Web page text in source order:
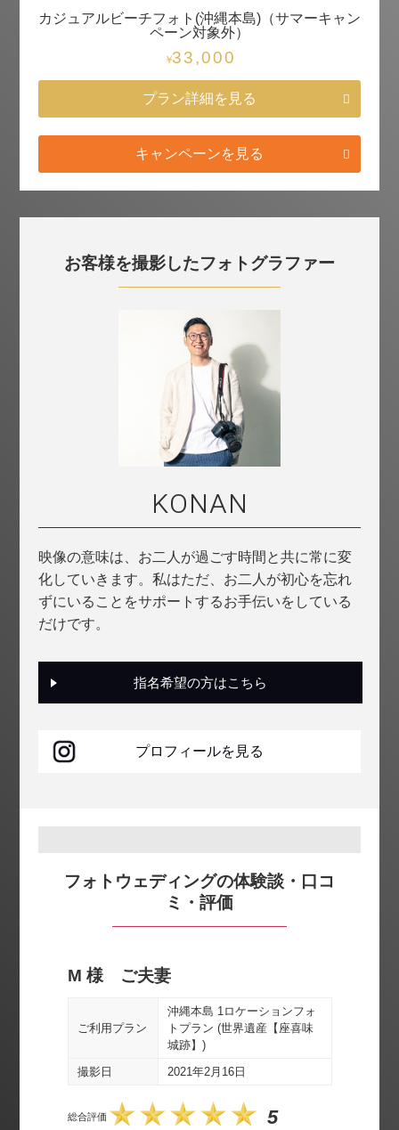
カジュアルビーチフォト(沖縄本島)（サマーキャン
ペーン対象外）
￥33,000
プラン詳細を見る
キャンペーンを見る
お客様を撮影したフォトグラファー
KONAN
映像の意味は、お二人が過ごす時間と共に常に変
化していきます。私はただ、お二人が初心を忘れ
ずにいることをサポートするお手伝いをしている
だけです。
指名希望の方はこちら
プロフィールを見る
フォトウェディングの体験談・口コ
ミ・評価
M 様 ご夫妻
ご利用プラン
沖縄本島 1ロケーションフォ
トプラン (世界遺産【座喜味
城跡】)
撮影日
2021年2月16日
総合評価 5